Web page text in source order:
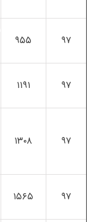
۹۷ ۹۵۵
۹۷ ۱۱۹۱
۹۷ ۱۳۰۸
۹۷ ۱۵۶۵